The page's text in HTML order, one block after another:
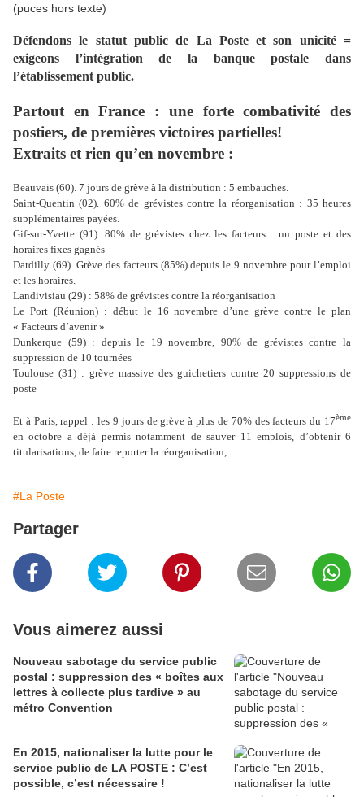
(puces hors texte)
Défendons le statut public de La Poste et son unicité =
exigeons l’intégration de la banque postale dans
l’établissement public.
Partout en France : une forte combativité des
postiers, de premières victoires partielles!
Extraits et rien qu’en novembre :
Beauvais (60). 7 jours de grève à la distribution : 5 embauches.
Saint-Quentin (02). 60% de grévistes contre la réorganisation : 35 heures
supplémentaires payées.
Gif-sur-Yvette (91). 80% de grévistes chez les facteurs : un poste et des
horaires fixes gagnés
Dardilly (69). Grève des facteurs (85%) depuis le 9 novembre pour l’emploi
et les horaires.
Landivisiau (29) : 58% de grévistes contre la réorganisation
Le Port (Réunion) : début le 16 novembre d’une grève contre le plan
« Facteurs d’avenir »
Dunkerque (59) : depuis le 19 novembre, 90% de grévistes contre la
suppression de 10 tournées
Toulouse (31) : grève massive des guichetiers contre 20 suppressions de
poste
Et à Paris, rappel : les 9 jours de grève à plus de 70% des facteurs du 17ème
en octobre a déjà permis notamment de sauver 11 emplois, d’obtenir 6
titularisations, de faire reporter la réorganisation,…
#La Poste
Partager
Vous aimerez aussi
Nouveau sabotage du service public
postal : suppression des « boîtes aux
lettres à collecte plus tardive » au
métro Convention
En 2015, nationaliser la lutte pour le
service public de LA POSTE : C’est
possible, c’est nécessaire !